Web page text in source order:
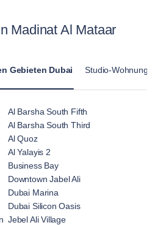
Madinat Al Mataar
Gebieten Dubai Studio-
Al Barsha South Fifth
Al Barsha South Third
Al Quoz
Al Yalayis 2
Business Bay
Downtown Jabel Ali
Dubai Marina
Dubai Silicon Oasis
Jebel Ali Village